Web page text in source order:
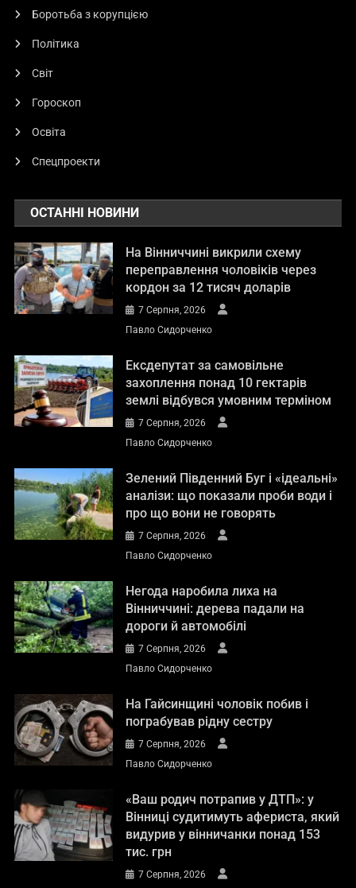
Вінничина Освіта
Ладижинський школяр представляв
Україну на престижному
міжнародному математичному
чемпіонаті
29 Липня, 2026 Павло Сидорченко
Освіта
Боротьба з корупцією
Політика
Світ
Гороскоп
Освіта
Спецпроекти
ОСТАННІ НОВИНИ
На Вінниччині викрили схему
переправлення чоловіків через
кордон за 12 тисяч доларів
7 Серпня, 2026
Павло Сидорченко
Ексдепутат за самовільне
захоплення понад 10 гектарів
землі відбувся умовним терміном
7 Серпня, 2026
Павло Сидорченко
Зелений Південний Буг і «ідеальні»
аналізи: що показали проби води і
про що вони не говорять
7 Серпня, 2026
Павло Сидорченко
Негода наробила лиха на
Вінниччині: дерева падали на
дороги й автомобілі
7 Серпня, 2026
Павло Сидорченко
На Гайсинщині чоловік побив і
пограбував рідну сестру
7 Серпня, 2026
Павло Сидорченко
«Ваш родич потрапив у ДТП»: у
Вінниці судитимуть афериста, який
видурив у вінничанки понад 153
тис. грн
7 Серпня, 2026